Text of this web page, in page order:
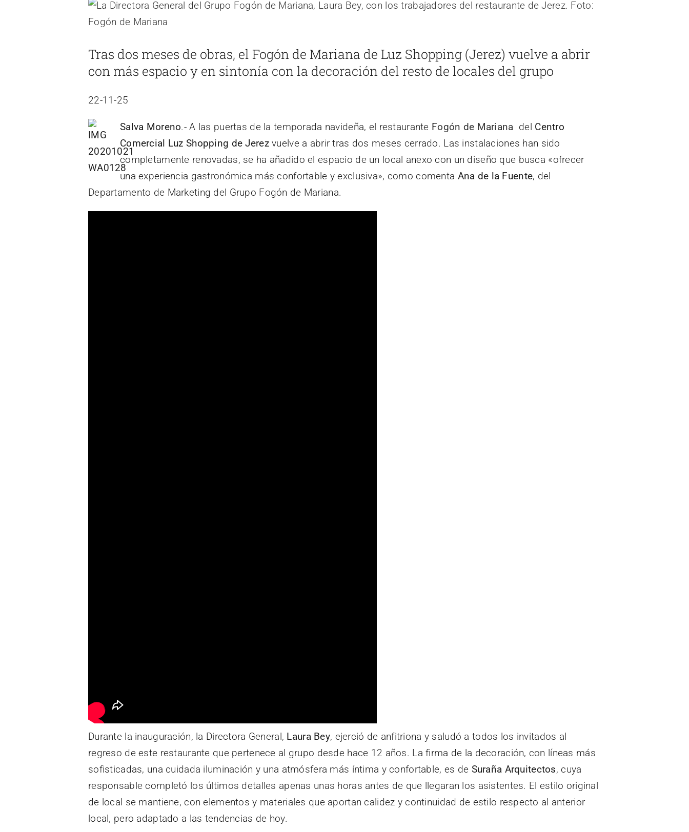
Ver
imagen
grande
Tras dos meses de obras, el Fogón de Mariana de Luz Shopping (Jerez) vuelve a abrir
con más espacio y en sintonía con la decoración del resto de locales del grupo
22-11-25
Salva Moreno.- A las puertas de la temporada navideña, el restaurante Fogón de Mariana del Centro
Comercial Luz Shopping de Jerezvuelve a abrir tras dos meses cerrado. Las instalaciones han sido
completamente renovadas, se ha añadido el espacio de un local anexo con un diseño que busca «ofrecer
una experiencia gastronómica más confortable y exclusiva», como comenta Ana de la Fuente, del
Departamento de Marketing del Grupo Fogón de Mariana.
Durante la inauguración, la Directora General, Laura Bey, ejerció de anfitriona y saludó a todos los invitados al
regreso de este restaurante que pertenece al grupo desde hace 12 años. La firma de la decoración, con líneas más
sofisticadas, una cuidada iluminación y una atmósfera más íntima y confortable, es de Suraña Arquitectos, cuya
responsable completó los últimos detalles apenas unas horas antes de que llegaran los asistentes. El estilo original
de local se mantiene, con elementos y materiales que aportan calidez y continuidad de estilo respecto al anterior
local, pero adaptado a las tendencias de hoy.